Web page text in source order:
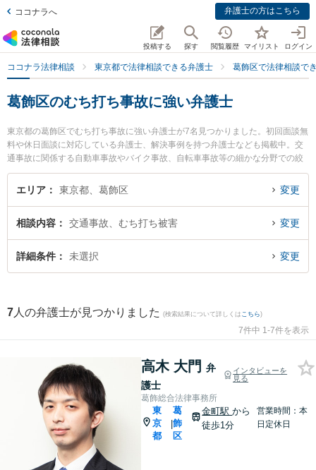
ココナラへ 弁護士の方はこちら
投稿する 探す 閲覧履歴 マイリスト ログイン
ココナラ法律相談 東京都で法律相談できる弁護士 葛飾区で法律相談で
葛飾区のむち打ち事故に強い弁護士
東京都の葛飾区でむち打ち事故に強い弁護士が7名見つかりました。初回面談無
料や休日面談に対応している弁護士、解決事例を持つ弁護士なども掲載中。交
通事故に関係する自動車事故やバイク事故、自転車事故等の細かな分野での絞
り込み検索もでき便利です。特に葛飾総合法律事務所の高木 大門弁護士や葛飾
総合法律事務所の角 学弁護士、葛飾総合法律事務所の岡部 頌平弁護士のプロフ
打ち事故のトラブル解決の実績豊富な近くの弁護士を検索したい』『初回相談
無料でむち打ち事故を法律相談できる葛飾区内の弁護士に相談予約したい』な
どでお困りの相談者さんにおすすめです。
エリア 東京都、葛飾区 変更
相談内容 交通事故、むち打ち被害 変更
詳細条件 未選択 変更
7 人の弁護士が見つかりました (検索結果について詳しくは こちら)
7件中 1-7件を表示
高木 大門 弁
護士
インタビューを
見る
葛飾総合法律事務所
東
京
都
|
葛
飾
区
金町駅から
徒歩1分
営業時間：本
日定休日